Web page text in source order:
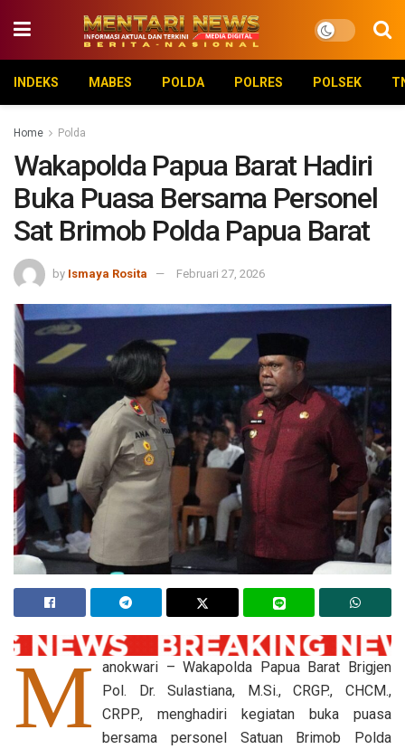
INDEKS MABES POLDA POLRES POLSEK
Home Polda
Wakapolda Papua Barat Hadiri
Buka Puasa Bersama Personel
Sat Brimob Polda Papua Barat
by Ismaya Rosita Februari 27, 2026
M
anokwari – Wakapolda Papua Barat Brigjen
Pol. Dr. Sulastiana, M.Si., CRGP., CHCM.,
CRPP., menghadiri kegiatan buka puasa
bersama personel Satuan Brimob Polda